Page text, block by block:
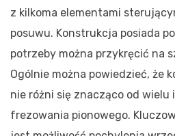
z kilkoma elementami
posuwu. Konstrukcja posiada
potrzeby można przykręcić na
Ogólnie można powiedzieć, że
nie różni się znacząco od
frezowania pionowego.